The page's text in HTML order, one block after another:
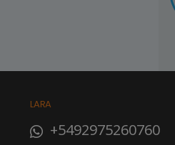
LARA
+5492975260760